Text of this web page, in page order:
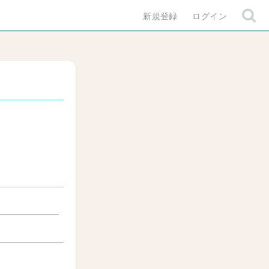
新規登録 ログイン